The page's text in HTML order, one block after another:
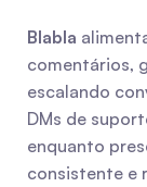
Blabla
comentários,
escalando
DMs de
enquanto
consistente e